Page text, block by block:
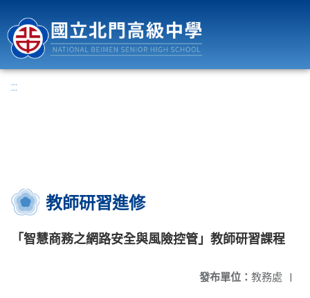
:::
教師研習進修
「智慧商務之網路安全與風險控管」教師研習課程
發布單位： 教務處 |